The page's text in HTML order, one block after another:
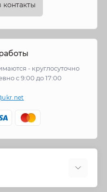
- круглосуточно
с 9:00 до 17:00